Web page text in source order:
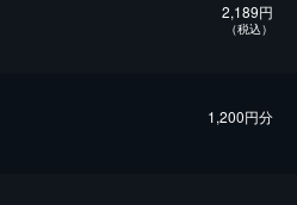
2,189円
（税込）
1,200円分